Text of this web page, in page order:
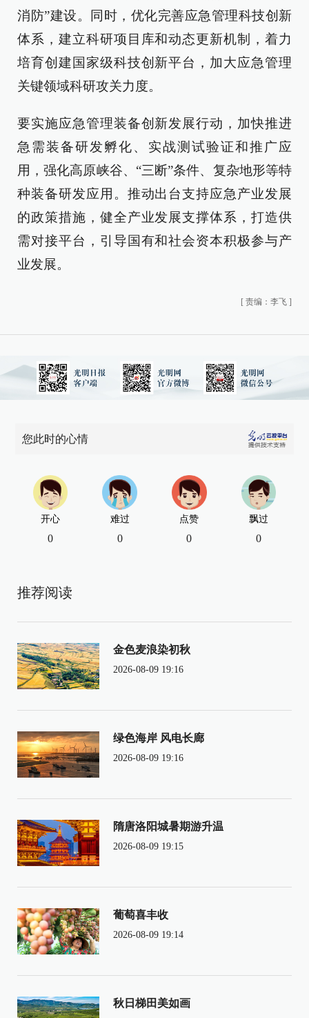
消防”建设。同时，优化完善应急管理科技创新
体系，建立科研项目库和动态更新机制，着力
培育创建国家级科技创新平台，加大应急管理
关键领域科研攻关力度。
要实施应急管理装备创新发展行动，加快推进
急需装备研发孵化、实战测试验证和推广应
用，强化高原峡谷、“三断”条件、复杂地形等特
种装备研发应用。推动出台支持应急产业发展
的政策措施，健全产业发展支撑体系，打造供
需对接平台，引导国有和社会资本积极参与产
业发展。
[ 责编：李飞 ]
您此时的心情
开心
0
难过
0
点赞
0
飘过
0
推荐阅读
金色麦浪染初秋
2026-08-09 19:16
绿色海岸 风电长廊
2026-08-09 19:16
隋唐洛阳城暑期游升温
2026-08-09 19:15
葡萄喜丰收
2026-08-09 19:14
秋日梯田美如画